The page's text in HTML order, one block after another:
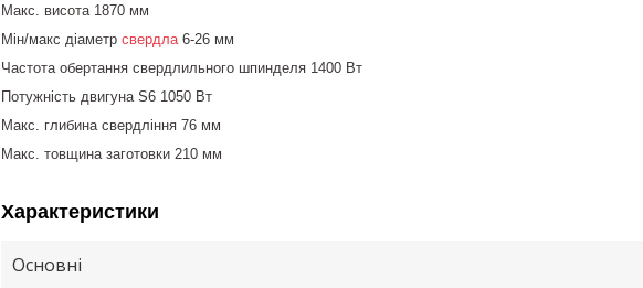
Макс. висота 1870 мм
Мін/макс діаметр свердла 6-26 мм
Частота обертання свердлильного шпинделя 1400 Вт
Потужність двигуна S6 1050 Вт
Макс. глибина свердління 76 мм
Макс. товщина заготовки 210 мм
Характеристики
Основні